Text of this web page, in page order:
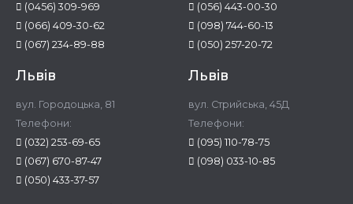
(0456) 309-969
(066) 409-30-62
(067) 234-89-88
(056) 443-00-30
(098) 744-60-13
(050) 257-20-72
Львів
вул. Городоцька, 81
Телефони:
(032) 253-69-65
(067) 670-87-47
(050) 433-37-57
Львів
вул. Стрийська, 45Д
Телефони:
(095) 110-78-75
(098) 033-10-85